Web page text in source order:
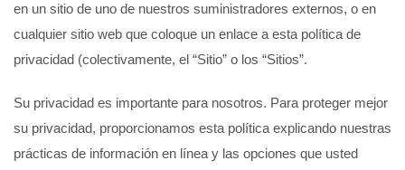
en un sitio de uno de nuestros suministradores externos, o en
cualquier sitio web que coloque un enlace a esta política de
privacidad (colectivamente, el “Sitio” o los “Sitios”.
Su privacidad es importante para nosotros. Para proteger mejor
su privacidad, proporcionamos esta política explicando nuestras
prácticas de información en línea y las opciones que usted